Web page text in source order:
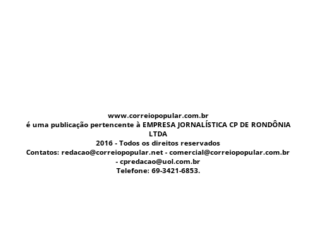
www.correiopopular.com.br
é uma publicação pertencente à EMPRESA JORNALÍSTICA CP DE RONDÔNIA
LTDA
2016 - Todos os direitos reservados
Contatos: redacao@correiopopular.net - comercial@correiopopular.com.br
- cpredacao@uol.com.br
Telefone: 69-3421-6853.